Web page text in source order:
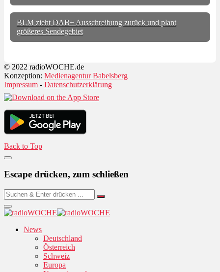
BLM zieht DAB+ Ausschreibung zurück und plant
größeres Sendegebiet
© 2022 radioWOCHE.de
Konzeption: Medienagentur Babelsberg
Impressum - Datenschutzerklärung
Back to Top
Escape drücken, zum schließen
News
Deutschland
Österreich
Schweiz
Europa